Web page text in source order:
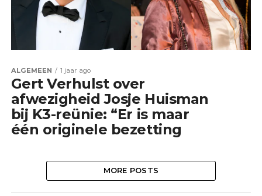
ALGEMEEN 1 jaar ago
Gert Verhulst over
afwezigheid Josje Huisman
bij K3-reünie: “Er is maar
één originele bezetting
MORE POSTS